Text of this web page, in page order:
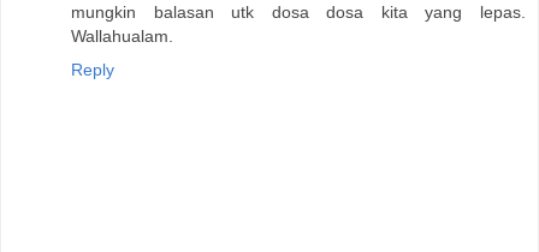
mungkin balasan utk dosa dosa kita yang lepas.
Wallahualam.
Reply